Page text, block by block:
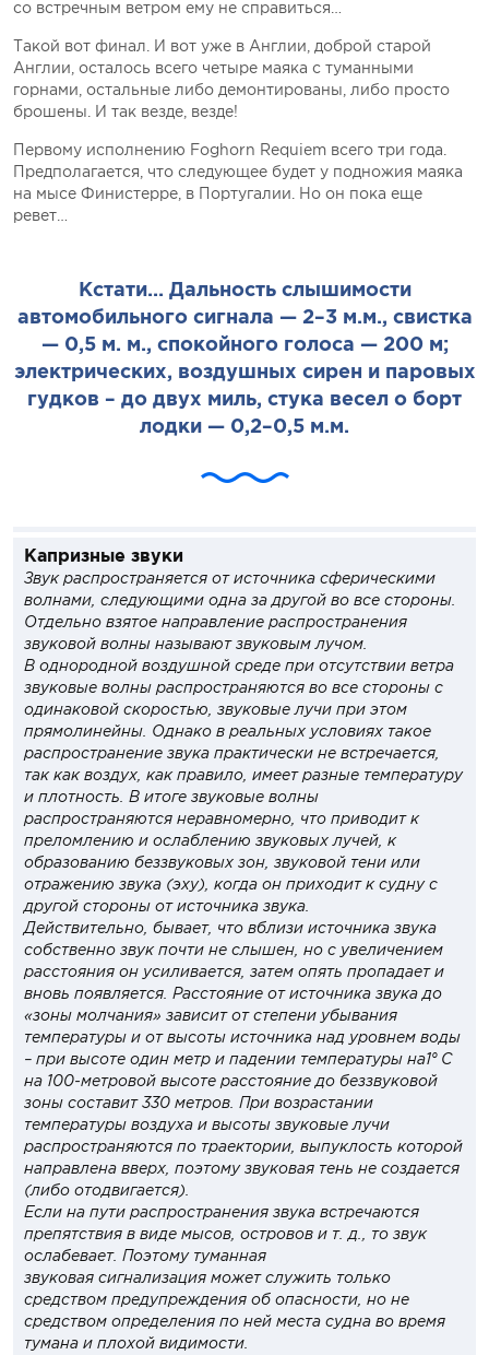
со встречным ветром ему не справиться…
Такой вот финал. И вот уже в Англии, доброй старой
Англии, осталось всего четыре маяка с туманными
горнами, остальные либо демонтированы, либо просто
брошены. И так везде, везде!
Первому исполнению Foghorn Requiem всего три года.
Предполагается, что следующее будет у подножия маяка
на мысе Финистерре, в Португалии. Но он пока еще
ревет…
Кстати... Дальность слышимости
автомобильного сигнала — 2–3 м.м., свистка
— 0,5 м. м., спокойного голоса — 200 м;
электрических, воздушных сирен и паровых
гудков – до двух миль, стука весел о борт
лодки — 0,2–0,5 м.м.
Капризные звуки
Звук распространяется от источника сферическими
волнами, следующими одна за другой во все стороны.
Отдельно взятое направление распространения
звуковой волны называют звуковым лучом.
В однородной воздушной среде при отсутствии ветра
звуковые волны распространяются во все стороны с
одинаковой скоростью, звуковые лучи при этом
прямолинейны. Однако в реальных условиях такое
распространение звука практически не встречается,
так как воздух, как правило, имеет разные температуру
и плотность. В итоге звуковые волны
распространяются неравномерно, что приводит к
преломлению и ослаблению звуковых лучей, к
образованию беззвуковых зон, звуковой тени или
отражению звука (эху), когда он приходит к судну с
другой стороны от источника звука.
Действительно, бывает, что вблизи источника звука
собственно звук почти не слышен, но с увеличением
расстояния он усиливается, затем опять пропадает и
вновь появляется. Расстояние от источника звука до
«зоны молчания» зависит от степени убывания
температуры и от высоты источника над уровнем воды
– при высоте один метр и падении температуры на1° С
на 100-метровой высоте расстояние до беззвуковой
зоны составит 330 метров. При возрастании
температуры воздуха и высоты звуковые лучи
распространяются по траектории, выпуклость которой
направлена вверх, поэтому звуковая тень не создается
(либо отодвигается).
Если на пути распространения звука встречаются
препятствия в виде мысов, островов и т. д., то звук
ослабевает. Поэтому туманная
звуковая сигнализация может служить только
средством предупреждения об опасности, но не
средством определения по ней места судна во время
тумана и плохой видимости.